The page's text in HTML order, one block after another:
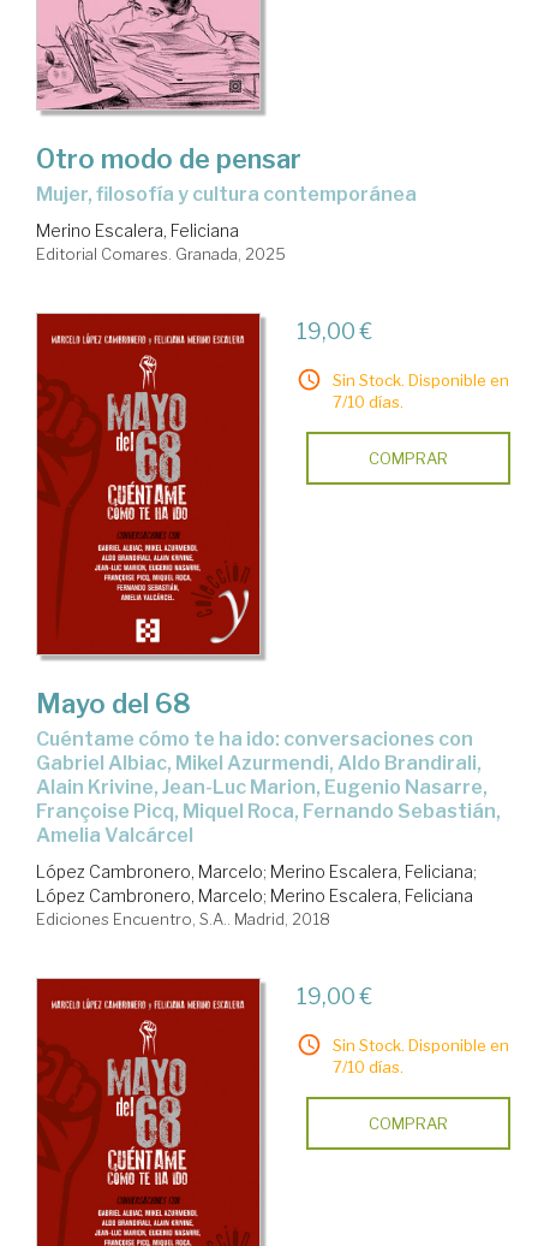
Otro modo de pensar
Mujer, filosofía y cultura contemporánea
Merino Escalera, Feliciana
Editorial Comares. Granada, 2025
19,00 €
Sin Stock. Disponible en
7/10 días.
COMPRAR
Mayo del 68
cuéntame cómo te ha ido: conversaciones con
Gabriel Albiac, Mikel Azurmendi, Aldo Brandirali,
Alain Krivine, Jean-Luc Marion, Eugenio Nasarre,
Françoise Picq, Miquel Roca, Fernando Sebastián,
Amelia Valcárcel
López Cambronero, Marcelo; Merino Escalera, Feliciana;
López Cambronero, Marcelo; Merino Escalera, Feliciana
Ediciones Encuentro, S.A.. Madrid, 2018
19,00 €
Sin Stock. Disponible en
7/10 días.
COMPRAR